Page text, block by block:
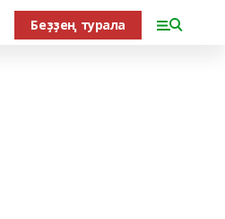
Беҙҙең турала